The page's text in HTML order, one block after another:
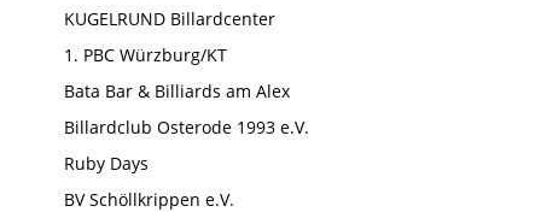
KUGELRUND Billardcenter
1. PBC Würzburg/KT
Bata Bar & Billiards am Alex
Billardclub Osterode 1993 e.V.
Ruby Days
BV Schöllkrippen e.V.